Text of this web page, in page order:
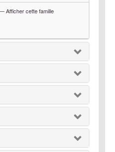
Afficher cette famille